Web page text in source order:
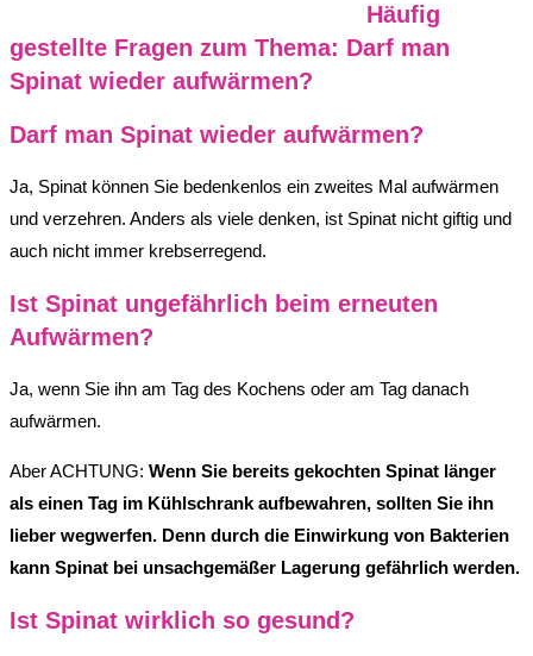
Häufig
gestellte Fragen zum Thema: Darf man
Spinat wieder aufwärmen?
Darf man Spinat wieder aufwärmen?
Ja, Spinat können Sie bedenkenlos ein zweites Mal aufwärmen
und verzehren. Anders als viele denken, ist Spinat nicht giftig und
auch nicht immer krebserregend.
Ist Spinat ungefährlich beim erneuten
Aufwärmen?
Ja, wenn Sie ihn am Tag des Kochens oder am Tag danach
aufwärmen.
Aber ACHTUNG: Wenn Sie bereits gekochten Spinat länger
als einen Tag im Kühlschrank aufbewahren, sollten Sie ihn
lieber wegwerfen. Denn durch die Einwirkung von Bakterien
kann Spinat bei unsachgemäßer Lagerung gefährlich werden.
Ist Spinat wirklich so gesund?